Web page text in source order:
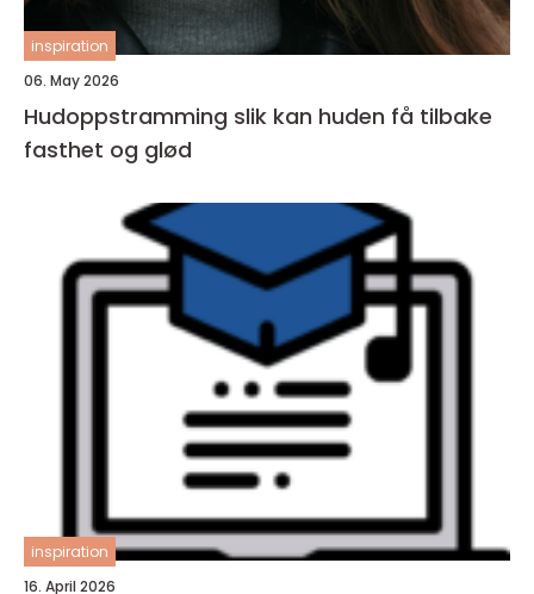
inspiration
06. May 2026
Hudoppstramming slik kan huden få tilbake
fasthet og glød
inspiration
16. April 2026